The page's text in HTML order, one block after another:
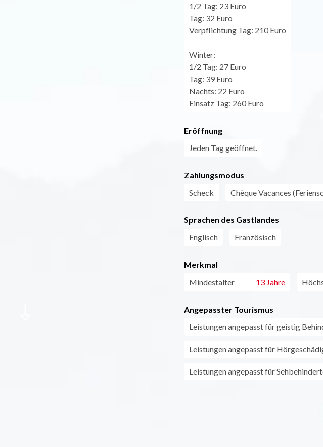
1/2 Tag: 23 Euro
Tag: 32 Euro
Verpflichtung Tag: 210 Euro
Winter:
1/2 Tag: 27 Euro
Tag: 39 Euro
Nachts: 22 Euro
Einsatz Tag: 260 Euro
Eröffnung
Jeden Tag geöffnet.
Zahlungsmodus
Scheck
Chèque Vacances
Sprachen des Gastlandes
Englisch
Französisch
Merkmal
Mindestalter
13 Jahre
Angepasster Tourismus
Leistungen angepasst für geistig
Leistungen angepasst für
Leistungen angepasst für